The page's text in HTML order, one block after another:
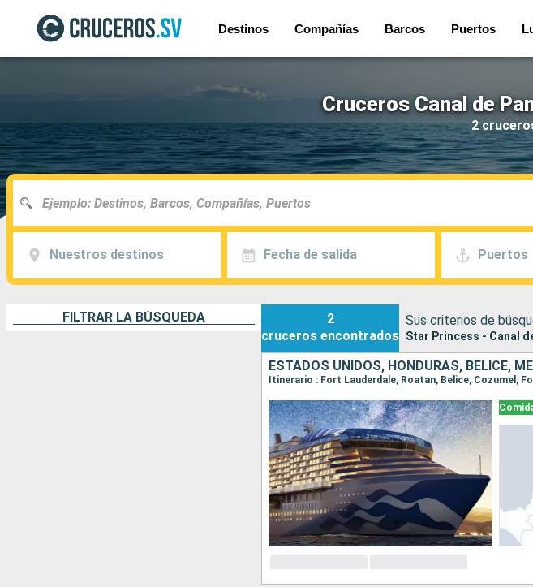
Destinos Compañías Barcos Puertos
Cruceros Canal de
2
Nuestros destinos Fecha de salida Puertos
FILTRAR LA BÚSQUEDA
2
cruceros encontrados
Sus criterios de
Star Princess - Canal
ESTADOS UNIDOS, HONDURAS, BELICE,
Itinerario : Fort Lauderdale, Roatan, Belice, Cozumel,